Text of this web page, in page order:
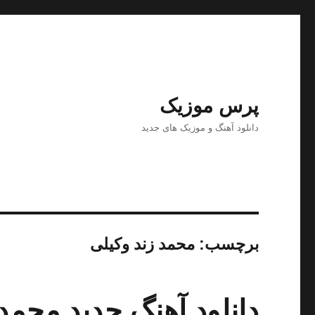
پرس موزیک
دانلود آهنگ و موزیک های جدید
برچسب:محمد زند وکیلی